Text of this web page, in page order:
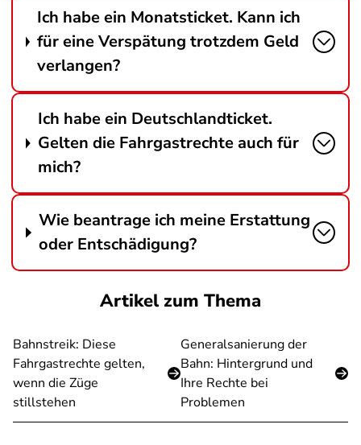
Ich habe ein Monatsticket. Kann ich
für eine Verspätung trotzdem Geld
verlangen?
Ich habe ein Deutschlandticket.
Gelten die Fahrgastrechte auch für
mich?
Wie beantrage ich meine Erstattung
oder Entschädigung?
Artikel zum Thema
Bahnstreik: Diese
Fahrgastrechte gelten,
wenn die Züge
stillstehen
Generalsanierung der
Bahn: Hintergrund und
Ihre Rechte bei
Problemen